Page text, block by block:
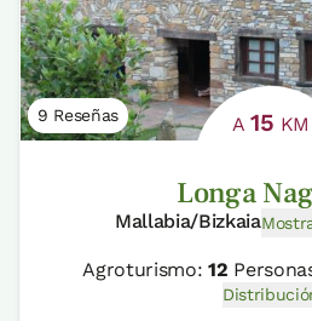
9 Reseñas A15 KM
Longa
Mallabia/Bizkaia
Agroturismo:12